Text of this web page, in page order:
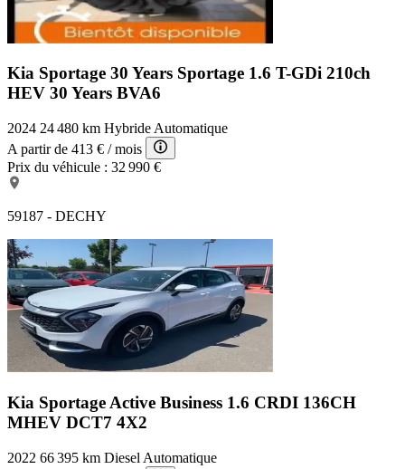
Kia Sportage 30 Years Sportage 1.6 T-GDi 210ch
HEV 30 Years BVA6
2024 24 480 km Hybride Automatique
A partir de 413 € / mois
Prix du véhicule : 32 990 €
59187 - DECHY
Kia Sportage Active Business 1.6 CRDI 136CH
MHEV DCT7 4X2
2022 66 395 km Diesel Automatique